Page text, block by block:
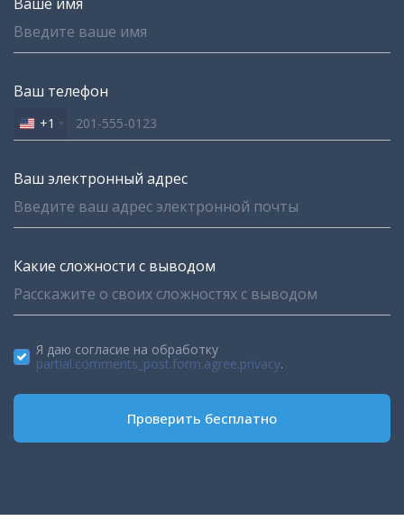
Ваш телефон
United
+1
Ваш электронный адрес
Какие сложности с выводом
Я даю согласие на обработку
partial.comments_post.form.agree.privacy.
Проверить бесплатно